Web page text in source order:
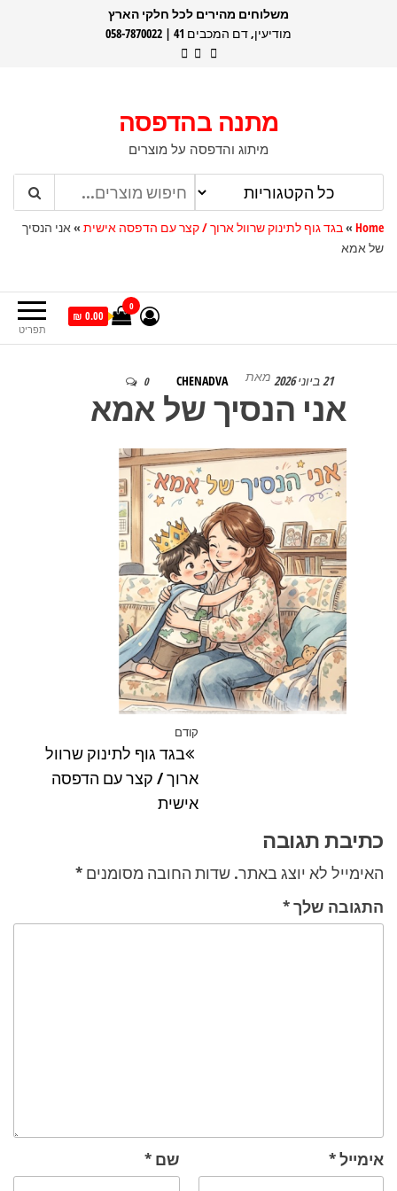
משלוחים מהירים לכל חלקי הארץ
מודיעין, דם המכבים 41 | 058-7870022
מתנה בהדפסה
מיתוג והדפסה על מוצרים
Home
»בגד גוף לתינוק שרוול ארוך / קצר עם הדפסה אישית »אני הנסיך
של אמא
תפריט
0
0.00 ₪
21 ביוני 2026 מאת CHENADVA
0
אני הנסיך של אמא
הפוסט
הקודם
קודם
בגד גוף לתינוק שרוול
ארוך / קצר עם הדפסה
אישית
כתיבת תגובה
האימייל לא יוצג באתר. שדות החובה מסומנים *
התגובה שלך*
שם * אימייל*